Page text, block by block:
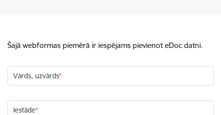
Šajā webformas piemērā ir iespējams pievienot eDoc datni.
Vārds, uzvārds
Iestāde